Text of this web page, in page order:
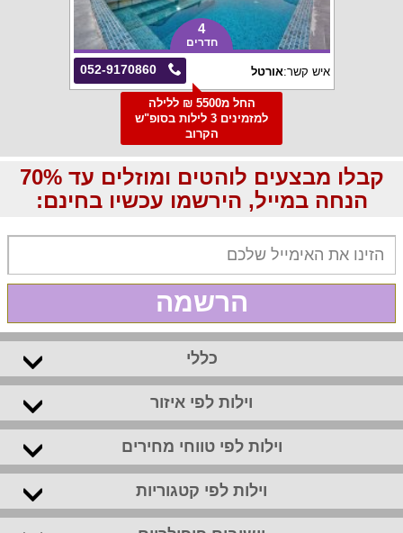
4
חדרים
052-9170860 איש קשר:אורטל
החל מ5500 ₪ ללילה
למזמינים 3 לילות בסופ"ש
הקרוב
קבלו מבצעים לוהטים ומוזלים עד 70%
הנחה במייל, הירשמו עכשיו בחינם:
הרשמה
כללי
וילות לפי איזור
וילות לפי טווחי מחירים
וילות לפי קטגוריות